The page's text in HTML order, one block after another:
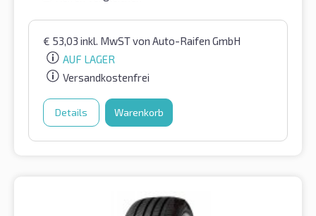
€ 53,03 inkl. MwSTvon Auto-Raifen GmbH
AUF LAGER
Versandkostenfrei
Details Warenkorb